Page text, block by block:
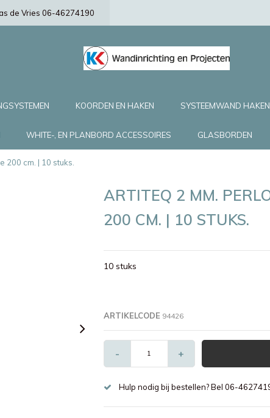
de Vries 06-46274190
KOORDEN EN HAKEN SYSTEEMWAND HAKEN
WHITE-, EN PLANBORD ACCESSOIRES GLASBORDEN
200 cm. | 10 stuks.
ARTITEQ 2 MM.
200 CM. | 10 STUKS.
10 stuks
ARTIKELCODE 94426
- +
Hulp nodig bij bestellen? Bel 06-